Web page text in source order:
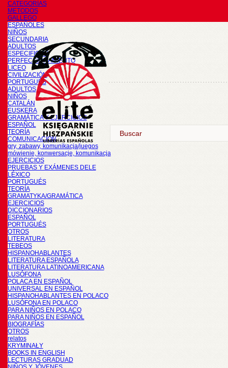
CATEGORÍAS
METODOS
GALLEGO
ESPAÑOLES
NIÑOS
SECUNDARIA
ADULTOS
ESPECIFICOS
PERFECCIONAMIENTO
LICEO
CIVILIZACIÓN
PORTUGUÉS
ADULTOS
NIÑOS
CATALÁN
EUSKERA
GRAMÁTICA Y EJERCICIOS
ESPAÑOL
TEORÍA
COMUNICACIÓN
gry, zabawy, komunikacja/juegos
mówienie, konwersacje, komunikacja
EJERCICIOS
PRUEBAS Y EXÁMENES DELE
LÉXICO
PORTUGUÉS
TEORÍA
GRAMATYKA/GRAMÁTICA
EJERCICIOS
DICCIONARIOS
ESPAÑOL
PORTUGUÉS
OTROS
LITERATURA
TEBEOS
HISPANOHABLANTES
LITERATURA ESPAÑOLA
LITERATURA LATINOAMERICANA
LUSÓFONA
POLACA EN ESPAÑOL
UNIVERSAL EN ESPAÑOL
HISPANOHABLANTES EN POLACO
LUSÓFONA EN POLACO
PARA NIÑOS EN POLACO
PARA NIÑOS EN ESPAÑOL
BIOGRAFÍAS
OTROS
relatos
KRYMINAŁY
BOOKS IN ENGLISH
LECTURAS GRADUAD